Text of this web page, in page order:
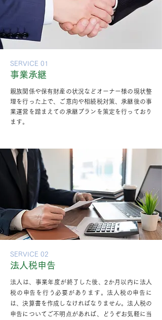
SERVICE 01
事業承継
親族関係や保有財産の状況などオーナー様の現状整
理を行った上で、ご意向や相続税対策、承継後の事
業運営を踏まえての承継プランを策定を行っており
ます。
SERVICE 02
法人税申告
法人は、事業年度が終了した後、2か月以内に法人
税の申告を行う必要があります。法人税の申告に
は、決算書を作成しなければなりません。法人税の
申告についてご不明点があれば、どうぞお気軽に当